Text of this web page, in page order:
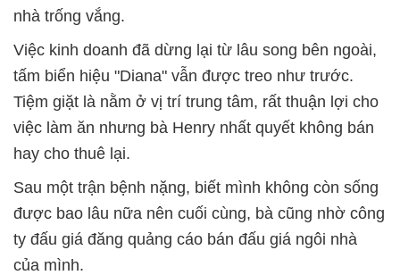
nhà trống vắng.
Việc kinh doanh đã dừng lại từ lâu song bên ngoài,
tấm biển hiệu "Diana" vẫn được treo như trước.
Tiệm giặt là nằm ở vị trí trung tâm, rất thuận lợi cho
việc làm ăn nhưng bà Henry nhất quyết không bán
hay cho thuê lại.
Sau một trận bệnh nặng, biết mình không còn sống
được bao lâu nữa nên cuối cùng, bà cũng nhờ công
ty đấu giá đăng quảng cáo bán đấu giá ngôi nhà
của mình.